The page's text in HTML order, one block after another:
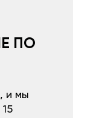
ПО
и мы